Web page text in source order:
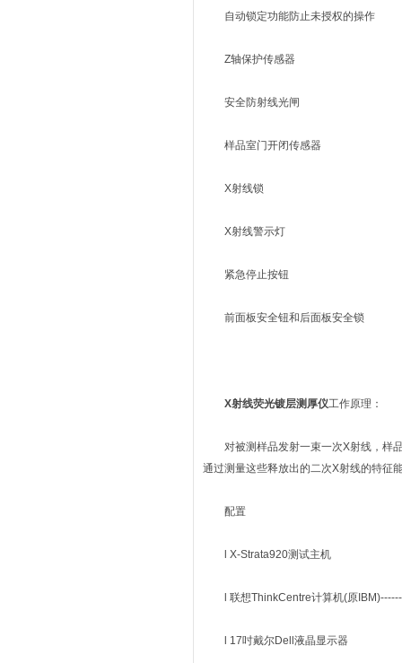
自动锁定功能防止未授权的操作
Z轴保护传感器
安全防射线光闸
样品室门开闭传感器
X射线锁
X射线警示灯
紧急停止按钮
前面板安全钮和后面板安全锁
X射线荧光镀层测厚仪工作原理：
对被测样品发射一束一次X射线，样品
通过测量这些释放出的二次X射线的特征
配置
l X-Strata920测试主机
l 联想ThinkCentre计算机(原IBM)------
l 17吋戴尔Dell液晶显示器